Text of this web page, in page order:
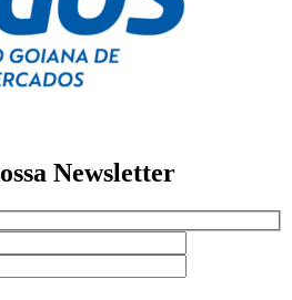
Newsletter